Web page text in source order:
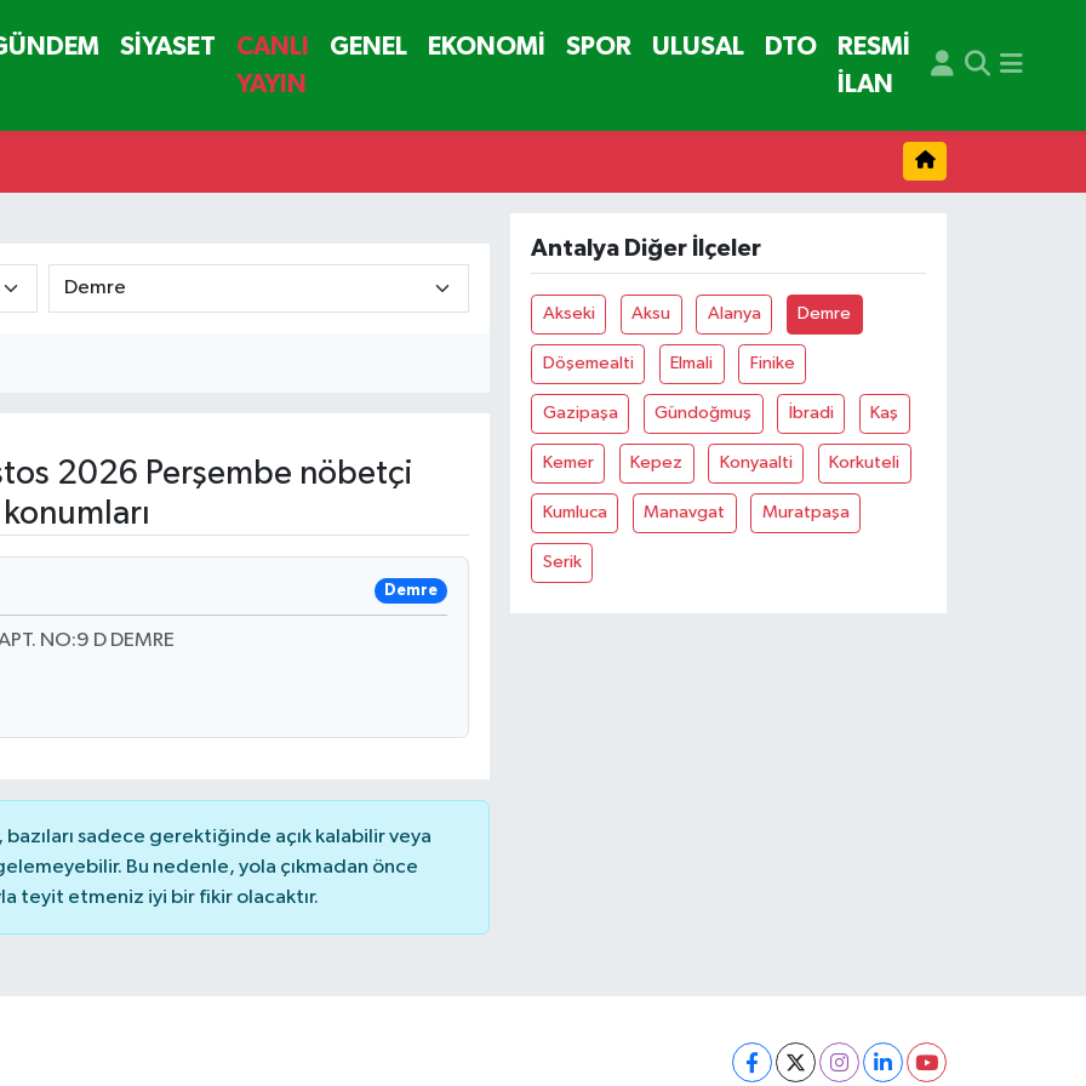
SİYASET
CANLI
YAYIN
GENEL EKONOMİ SPOR ULUSAL DTO
RESMİ
İLAN
2026 Perşembe nöbetçi
Demre
NO:9 D DEMRE
sadece gerektiğinde açık kalabilir veya
Bu nedenle, yola çıkmadan önce
teyit etmeniz iyi bir fikir olacaktır.
Antalya Diğer İlçeler
Akseki Aksu Alanya Demre
Döşemealti Elmali Finike
Gazipaşa Gündoğmuş İbradi Kaş
Kemer Kepez Konyaalti Korkuteli
Kumluca Manavgat Muratpaşa
Serik